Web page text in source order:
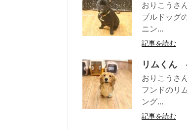
おりこうさ
ブルドッグ
ニン...
記事を読む
リムくん
おりこうさ
フンドのリ
ング...
記事を読む